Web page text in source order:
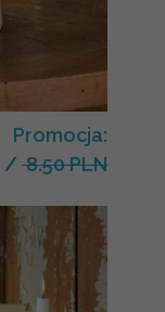
Promocja:
/ 8.50 PLN